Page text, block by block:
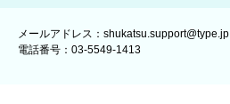
メールアドレス：shukatsu.support@type.jp
電話番号：03-5549-1413